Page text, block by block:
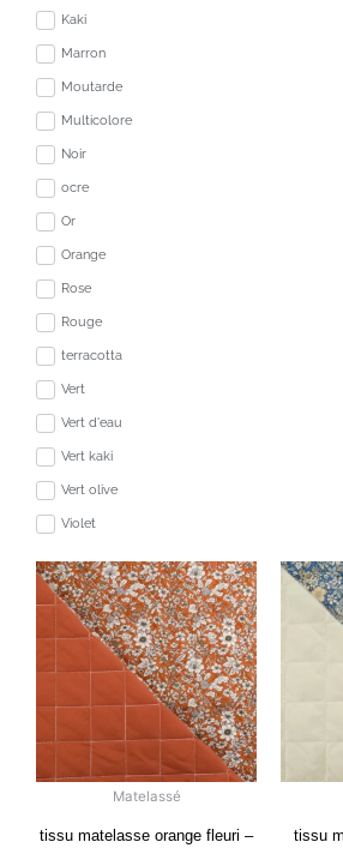
Kaki
Marron
Moutarde
Multicolore
Noir
ocre
Or
Orange
Rose
Rouge
terracotta
Vert
Vert d'eau
Vert kaki
Vert olive
Violet
Matelassé
tissu matelasse orange fleuri – tissu